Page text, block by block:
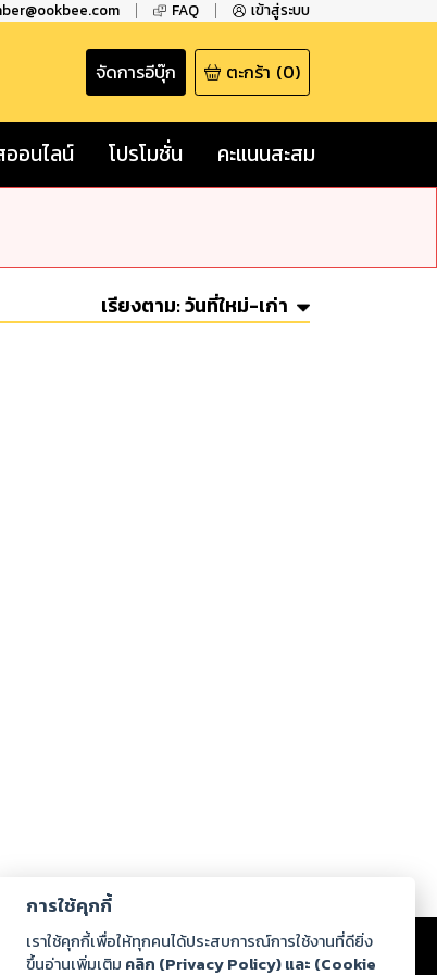
FAQ เข้าสู่ระบบ
จัดการอีบุ๊ก ตะกร้า (0)
อนไลน์ โปรโมชั่น คะแนนสะสม
เรียงตาม:วันที่ใหม่-เก่า
ร่วมงานกับเรา ดาวน์โหลด
การใช้คุกกี้
เราใช้คุกกี้เพื่อให้ทุกคนได้ประสบการณ์การใช้งานที่ดียิ่ง
ขึ้นอ่านเพิ่มเติม คลิก (Privacy Policy) และ (Cookie